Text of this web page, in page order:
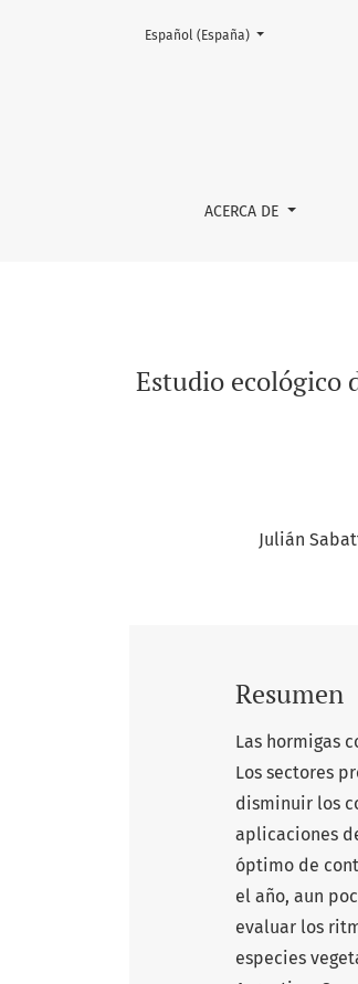
Estudio ecológico de los
ACERCA DE
Cambiar el idioma. El actual es:
Español (España)
Estudio ecológico
Julián
Resumen
Las hormigas
Los sectores
disminuir los
aplicaciones
óptimo de
el año, aun
evaluar los
especies